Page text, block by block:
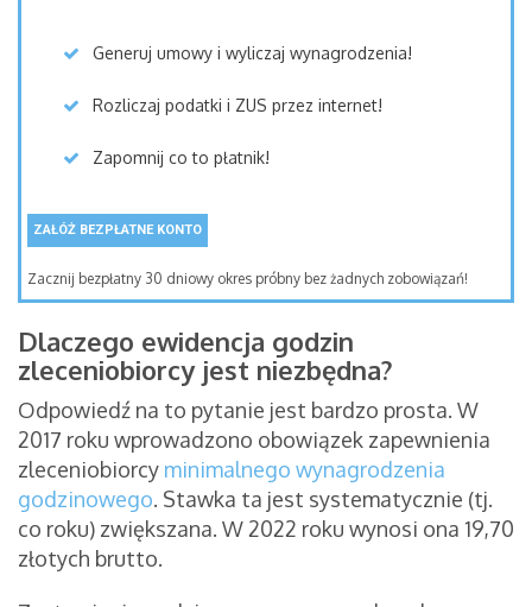
Generuj umowy i wyliczaj wynagrodzenia!
Rozliczaj podatki i ZUS przez internet!
Zapomnij co to płatnik!
ZAŁÓŻ BEZPŁATNE KONTO
Zacznij bezpłatny 30 dniowy okres próbny bez żadnych zobowiązań!
Dlaczego ewidencja godzin
zleceniobiorcy jest niezbędna?
Odpowiedź na to pytanie jest bardzo prosta. W
2017 roku wprowadzono obowiązek zapewnienia
zleceniobiorcy minimalnego wynagrodzenia
godzinowego. Stawka ta jest systematycznie (tj.
co roku) zwiększana. W 2022 roku wynosi ona 19,70
złotych brutto.